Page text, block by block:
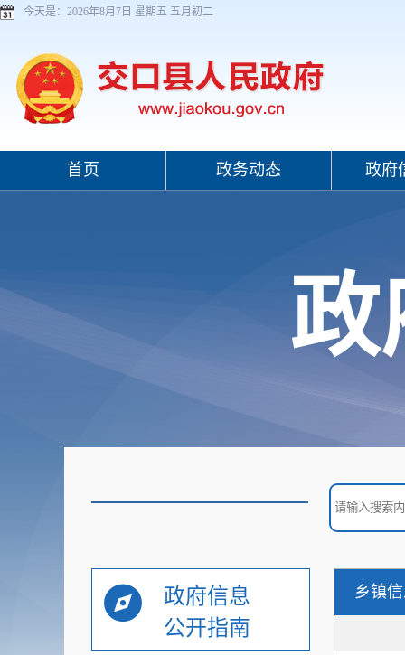
今天是： 2026年8月7日 星期五 五月初二
首页 政务动态 政府
政
政府信息
公开指南
乡镇